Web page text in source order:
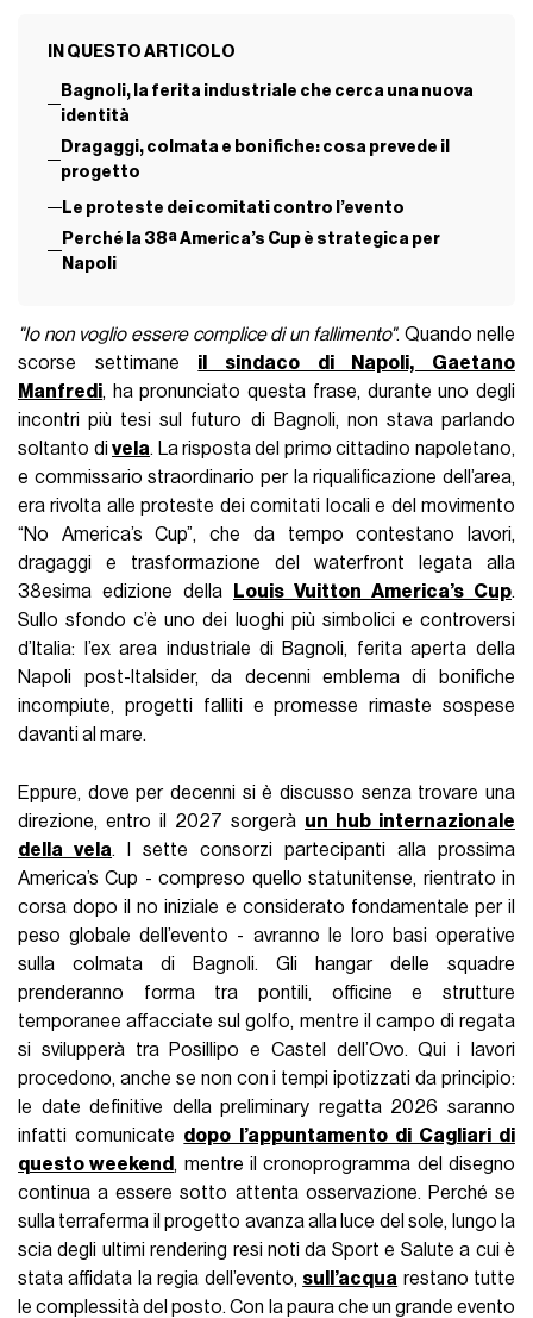
IN QUESTO ARTICOLO
Bagnoli, la ferita industriale che cerca una nuova
identità
Dragaggi, colmata e bonifiche: cosa prevede il
progetto
Le proteste dei comitati contro l’evento
Perché la 38ª America’s Cup è strategica per
Napoli
"Io non voglio essere complice di un fallimento". Quando nelle
scorse settimane il sindaco di Napoli, Gaetano
Manfredi, ha pronunciato questa frase, durante uno degli
incontri più tesi sul futuro di Bagnoli, non stava parlando
soltanto divela. La risposta del primo cittadino napoletano,
e commissario straordinario per la riqualificazione dell’area,
era rivolta alle proteste dei comitati locali e del movimento
“No America’s Cup”, che da tempo contestano lavori,
dragaggi e trasformazione del waterfront legata alla
38esima edizione della
Louis Vuitton America’s Cup.
Sullo sfondo c’è uno dei luoghi più simbolici e controversi
d’Italia: l’ex area industriale di Bagnoli, ferita aperta della
Napoli post-Italsider, da decenni emblema di bonifiche
incompiute, progetti falliti e promesse rimaste sospese
davanti al mare.
Eppure, dove per decenni si è discusso senza trovare una
direzione, entro il 2027 sorgerà un hub internazionale
della vela. I sette consorzi partecipanti alla prossima
America’s Cup - compreso quello statunitense, rientrato in
corsa dopo il no iniziale e considerato fondamentale per il
peso globale dell’evento - avranno le loro basi operative
sulla colmata di Bagnoli. Gli hangar delle squadre
prenderanno forma tra pontili, officine e strutture
temporanee affacciate sul golfo, mentre il campo di regata
si svilupperà tra Posillipo e Castel dell’Ovo. Qui i lavori
procedono, anche se non con i tempi ipotizzati da principio:
le date definitive della preliminary regatta 2026 saranno
infatti comunicate dopo l’appuntamento di Cagliari di
questo weekend , mentre il cronoprogramma del disegno
continua a essere sotto attenta osservazione. Perché se
sulla terraferma il progetto avanza alla luce del sole, lungo la
scia degli ultimi rendering resi noti da Sport e Salute a cui è
stata affidata la regia dell’evento, sull’acqua restano tutte
le complessità del posto. Con la paura che un grande evento